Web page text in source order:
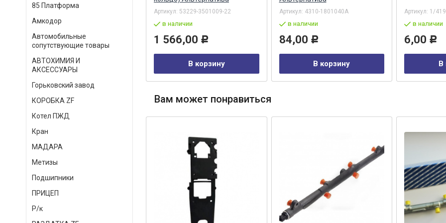
85 Платформа
Амкодор
Автомобильные
сопутствующие товары
АВТОХИМИЯ И
АКСЕССУАРЫ
Горьковский завод
КОРОБКА ZF
Котел ПЖД
Кран
МАДАРА
Метизы
Подшипники
ПРИЦЕП
Р/к
5841300582
под заказ
502,00 Р
В корзину
Артикул: 53229-3501009-22
в наличии
1 566,00 Р
В корзину
Артикул: 4310-1801040А
в наличии
84,00 Р
В корзину
Артикул: 1/
в наличии
6,00 Р
В
Вам может понравиться